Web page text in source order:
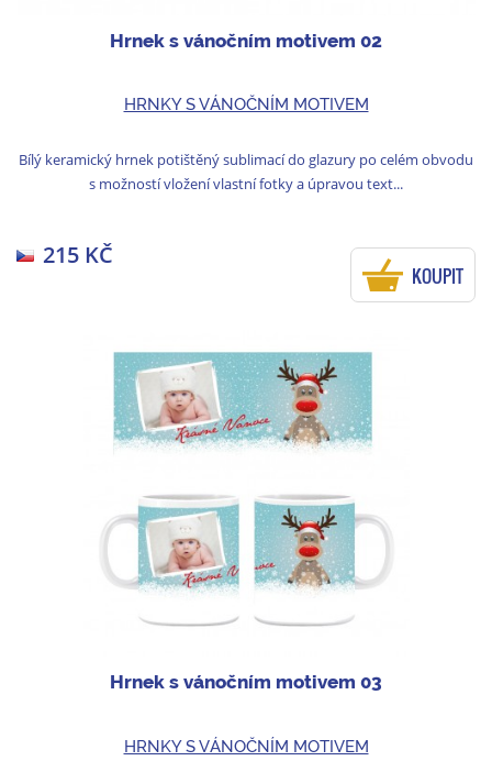
Hrnek s vánočním motivem 02
HRNKY S VÁNOČNÍM MOTIVEM
Bílý keramický hrnek potištěný sublimací do glazury po celém obvodu
s možností vložení vlastní fotky a úpravou text...
215 KČ
KOUPIT
Hrnek s vánočním motivem 03
HRNKY S VÁNOČNÍM MOTIVEM